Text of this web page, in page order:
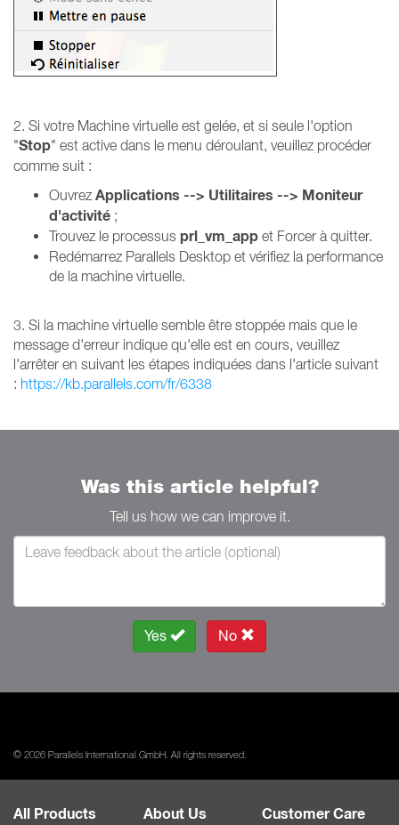
2. Si votre Machine virtuelle est gelée, et si seule l'option
"Stop" est active dans le menu déroulant, veuillez procéder
comme suit :
Ouvrez Applications --> Utilitaires --> Moniteur
d'activité ;
Trouvez le processus prl_vm_app et Forcer à quitter.
Redémarrez Parallels Desktop et vérifiez la performance
de la machine virtuelle.
3. Si la machine virtuelle semble être stoppée mais que le
message d'erreur indique qu'elle est en cours, veuillez
l'arrêter en suivant les étapes indiquées dans l'article suivant
: https://kb.parallels.com/fr/6338
Was this article helpful?
Tell us how we can improve it.
Yes No
© 2026 Parallels International GmbH. All rights reserved.
All Products About Us Customer Care